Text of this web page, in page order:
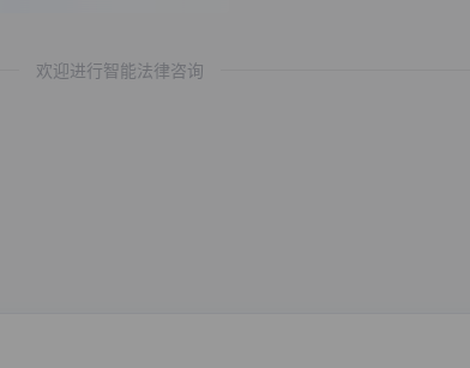
欢迎进行智能法律咨询